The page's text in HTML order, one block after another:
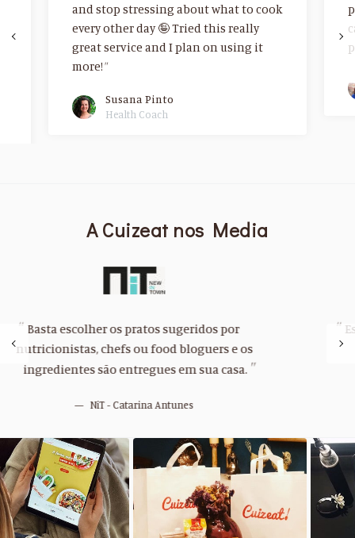
and stop stressing about what to cook
every other day 🤪 Tried this really
great service and I plan on using it
more!
Susana Pinto
Health Coach
A Cuizeat nos Media
Esta startup vai mudar a minha vida. E se as receitas
das nutricionistas e dos blogues saudáveis lhe
chegassem a casa?
Magg - Ana Luísa Bernardino / Samuel Costa